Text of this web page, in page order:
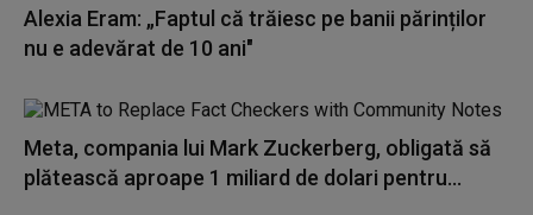
Alexia Eram: „Faptul că trăiesc pe banii părinților
nu e adevărat de 10 ani"
Meta, compania lui Mark Zuckerberg, obligată să
plătească aproape 1 miliard de dolari pentru...